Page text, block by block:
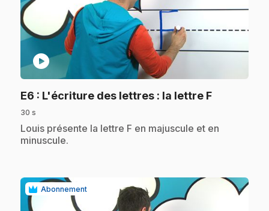
play_circle
E6 : L'écriture des lettres : la lettre F.
30 s
.Louis présente la lettre F en majuscule et en
minuscule.
Abonnement